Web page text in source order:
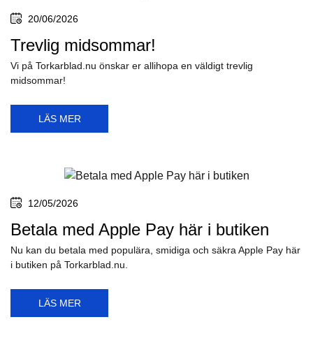
Vi har spolarslangar och gummislangar
Vi på Torkarblad.nu har alla spolarslangar och slangar du kan
behöva, till ditt...
LÄS MER
Vi på Torkarblad.nu önskar er allihopa en väldigt trevlig
midsommar!
LÄS MER